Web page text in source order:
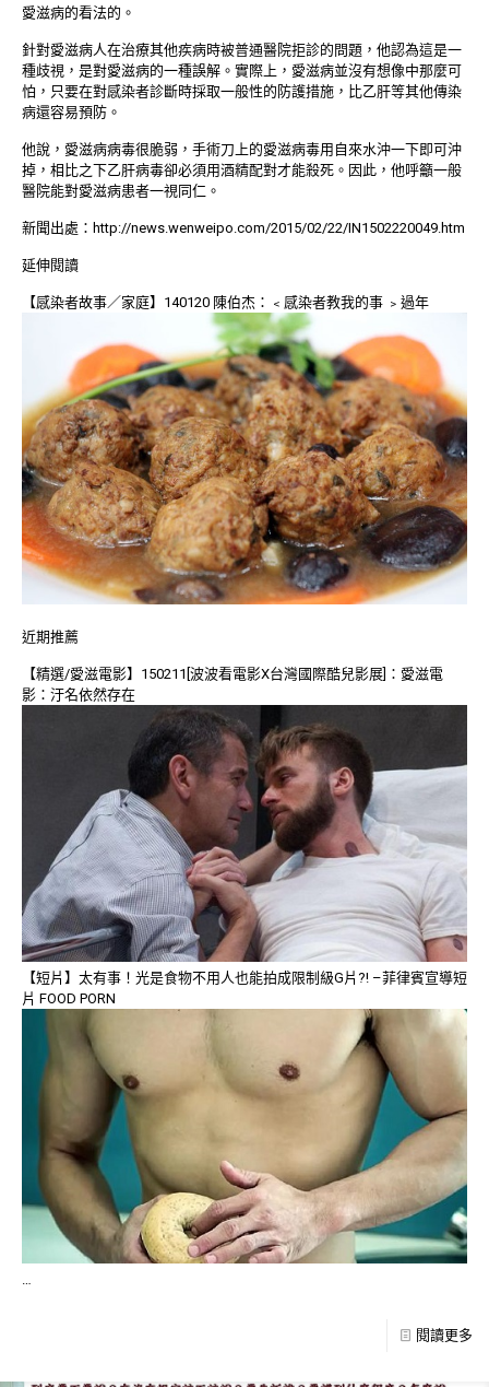
愛滋病的看法的。
針對愛滋病人在治療其他疾病時被普通醫院拒診的問題，他認為這是一
種歧視，是對愛滋病的一種誤解。實際上，愛滋病並沒有想像中那麼可
怕，只要在對感染者診斷時採取一般性的防護措施，比乙肝等其他傳染
病還容易預防。
他說，愛滋病病毒很脆弱，手術刀上的愛滋病毒用自來水沖一下即可沖
掉，相比之下乙肝病毒卻必須用酒精配對才能殺死。因此，他呼籲一般
醫院能對愛滋病患者一視同仁。
新聞出處： http://news.wenweipo.com/2015/02/22/IN1502220049.htm
延伸閱讀
【感染者故事／家庭】140120 陳伯杰：﹤感染者教我的事 ﹥過年
近期推薦
【精選/愛滋電影】150211[波波看電影X台灣國際酷兒影展]：愛滋電
影：汙名依然存在
【短片】太有事！光是食物不用人也能拍成限制級G片?! –菲律賓宣導短
片 FOOD PORN
…
閱讀更多